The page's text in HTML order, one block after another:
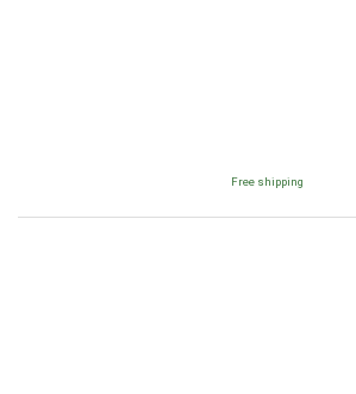
Free shipping